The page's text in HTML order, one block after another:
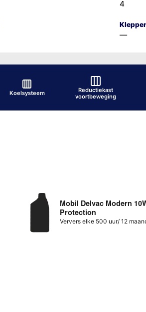
4
—
Koelsysteem
Reductiekast
voortbeweging
Mobil Delvac Modern
Protection
Ververs elke 500 uur/ 12